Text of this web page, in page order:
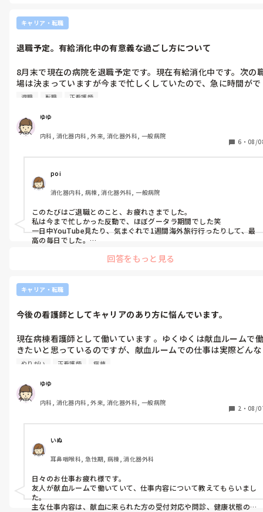
キャリア・転職
退職予定。有給消化中の有意義な過ごし方について
8月末で現在の病院を退職予定です。現在有給消化中です。次の
場は決まっていますが今まで忙しくしていたので、急に時間がで
きて戸惑ったり、焦ったりしていることも事実です。看護師で転
たか？
有意義に過ごしたいと思っているので、ご意見いただけるとあり
がたいです。
退職 転職 正看護師
ゆゆ
内科, 消化器内科, 外来, 消化器外科, 一般病院
6 ・ 08/
poi
消化器内科, 病棟, 消化器外科, 一般病院
このたびはご退職とのこと、お疲れさまでした。
私は今まで忙しかった反動で、ほぼグータラ期間でした笑
一日中YouTube見たり、気まぐれで1週間海外旅行行ったりして、最
高の毎日でした。
行くのがいいと思います！ 回答をもっと見る
キャリア・転職
今後の看護師としてキャリアのあり方に悩んでいます。
現在病棟看護師として働いています 。ゆくゆくは献血ルームで働
きたいと思っているのですが、献血ルームでの仕事は実際どんな
感じなのか詳しく教えていただけたらなと思います。そう思った
の中で仕事をする事に疲れてしまったためです。よろしくお願い
いたします。
やりがい 正看護師 病棟
ゆゆ
内科, 消化器内科, 外来, 消化器外科, 一般病院
2 ・ 08/
いぬ
耳鼻咽喉科, 急性期, 病棟, 消化器外科
日々のお仕事お疲れ様です。
友人が献血ルームで働いていて、仕事内容について教えてもらいまし
た。
主な仕事内容は、献血に来られた方の受付対応や問診、健康状態の